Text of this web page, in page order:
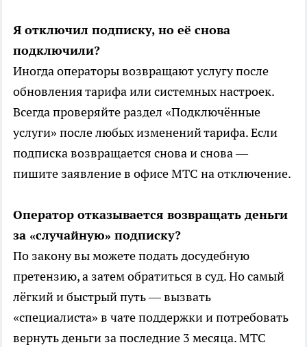
Я отключил подписку, но её снова
подключили?
Иногда операторы возвращают услугу после
обновления тарифа или системных настроек.
Всегда проверяйте раздел «Подключённые
услуги» после любых изменений тарифа. Если
подписка возвращается снова и снова —
пишите заявление в офисе МТС на отключение.
Оператор отказывается возвращать деньги
за «случайную» подписку?
По закону вы можете подать досудебную
претензию, а затем обратиться в суд. Но самый
лёгкий и быстрый путь — вызвать
«специалиста» в чате поддержки и потребовать
вернуть деньги за последние 3 месяца. МТС